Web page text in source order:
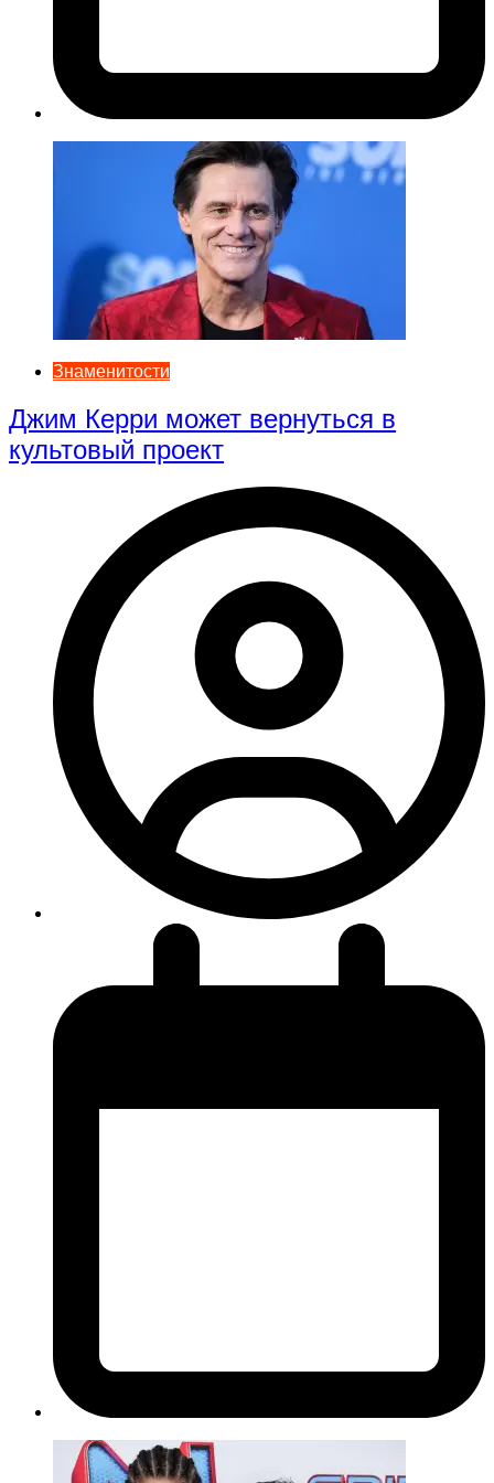
Знаменитости
Джим Керри может вернуться в
культовый проект